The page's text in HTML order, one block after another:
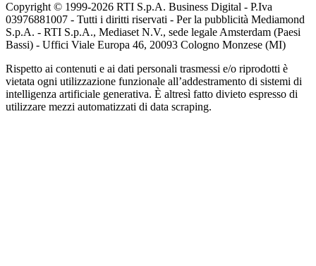
Copyright © 1999-2026 RTI S.p.A. Business Digital - P.Iva
03976881007 - Tutti i diritti riservati - Per la pubblicità Mediamond
S.p.A. - RTI S.p.A., Mediaset N.V., sede legale Amsterdam (Paesi
Bassi) - Uffici Viale Europa 46, 20093 Cologno Monzese (MI)
Rispetto ai contenuti e ai dati personali trasmessi e/o riprodotti è
vietata ogni utilizzazione funzionale all’addestramento di sistemi di
intelligenza artificiale generativa. È altresì fatto divieto espresso di
utilizzare mezzi automatizzati di data scraping.